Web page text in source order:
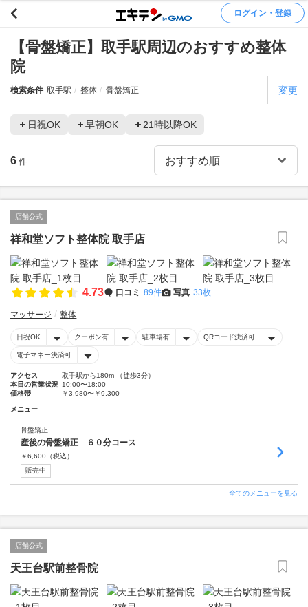
ログイン・登録
【骨盤矯正】取手駅周辺のおすすめ整体
院
検索条件 取手駅 整体 骨盤矯正 変更
日祝OK 早朝OK 21時以降OK
6 件
店舗公式
祥和堂ソフト整体院 取手店
4.73 口コミ 89件 写真 33枚
マッサージ 整体
日祝OK クーポン有 駐車場有 QRコード決済可
電子マネー決済可
アクセス
取手駅から180m （徒歩3分）
本日の営業状況 10:00〜18:00
価格帯
￥3,980〜￥9,300
メニュー
骨盤矯正
産後の骨盤矯正 ６０分コース
￥6,600 （税込）
販売中
全てのメニューを見る
店舗公式
天王台駅前整骨院